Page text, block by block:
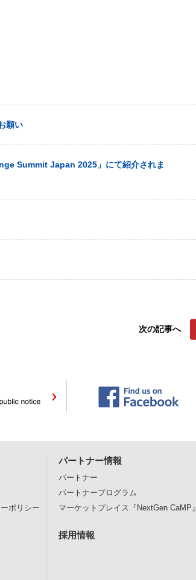
願い
Summit Japan 2025」にて紹介されま
次の記事へ
ポリシー
パートナー情報
パートナー
パートナープログラム
マーケットプレイス 『NextGen CaMP』
採用情報